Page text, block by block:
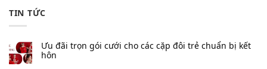
TIN TỨC
Ưu đãi trọn gói cưới cho các cặp đôi trẻ chuẩn bị kết
hôn